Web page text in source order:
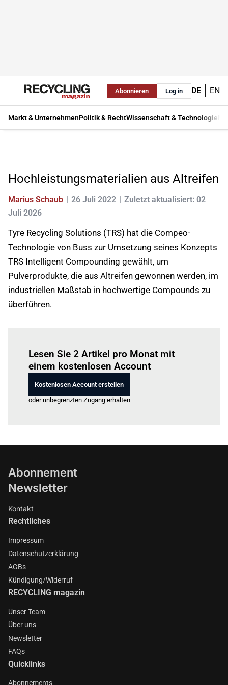
Abonnieren Log in DE EN
Markt & UnternehmenPolitik & RechtWissenschaft & Technologie
Hochleistungsmaterialien aus Altreifen
Marius Schaub 26 Juli 2022
Zuletzt aktualisiert: 02
Juli 2026
Tyre Recycling Solutions (TRS) hat die Compeo-
Technologie von Buss zur Umsetzung seines Konzepts
TRS Intelligent Compounding gewählt, um
Pulverprodukte, die aus Altreifen gewonnen werden, im
industriellen Maßstab in hochwertige Compounds zu
überführen.
Lesen Sie 2 Artikel pro Monat mit
einem kostenlosen Account
Kostenlosen Account erstellen
oder unbegrenzten Zugang erhalten
Abonnement
Newsletter
Kontakt
Rechtliches
Impressum
Datenschutzerklärung
AGBs
Kündigung/Widerruf
RECYCLING magazin
Unser Team
Über uns
Newsletter
FAQs
Quicklinks
Abonnements